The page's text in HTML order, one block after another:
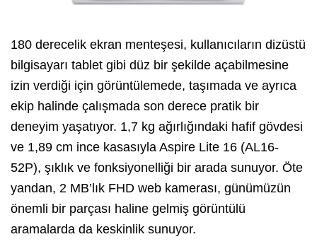
180 derecelik ekran menteşesi, kullanıcıların dizüstü
bilgisayarı tablet gibi düz bir şekilde açabilmesine
izin verdiği için görüntülemede, taşımada ve ayrıca
ekip halinde çalışmada son derece pratik bir
deneyim yaşatıyor. 1,7 kg ağırlığındaki hafif gövdesi
ve 1,89 cm ince kasasıyla Aspire Lite 16 (AL16-
52P), şıklık ve fonksiyonelliği bir arada sunuyor. Öte
yandan, 2 MB’lık FHD web kamerası, günümüzün
önemli bir parçası haline gelmiş görüntülü
aramalarda da keskinlik sunuyor.